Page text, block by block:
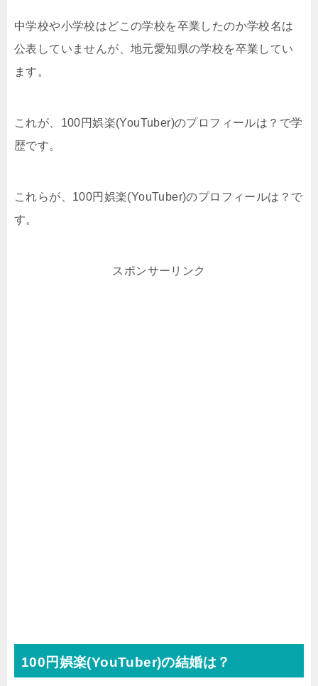
中学校や小学校はどこの学校を卒業したのか学校名は
公表していませんが、地元愛知県の学校を卒業してい
ます。
これが、100円娯楽(YouTuber)のプロフィールは？で学
歴です。
これらが、100円娯楽(YouTuber)のプロフィールは？で
す。
スポンサーリンク
100円娯楽(YouTuber)の結婚は？